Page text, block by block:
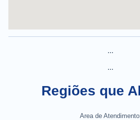
...
...
Regiões que
Area de